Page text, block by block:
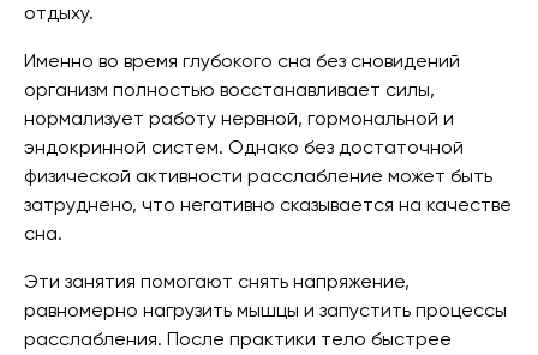
отдыху.
Именно во время глубокого сна без сновидений
организм полностью восстанавливает силы,
нормализует работу нервной, гормональной и
эндокринной систем. Однако без достаточной
физической активности расслабление может быть
затруднено, что негативно сказывается на качестве
сна.
Эти занятия помогают снять напряжение,
равномерно нагрузить мышцы и запустить процессы
расслабления. После практики тело быстрее